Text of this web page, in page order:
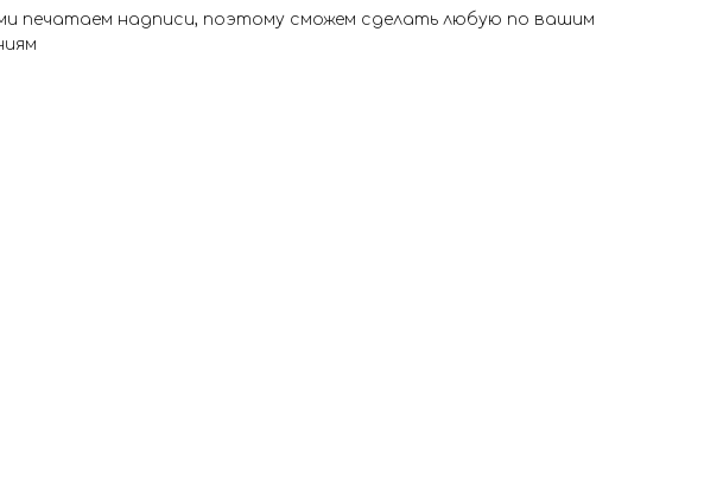
печатаем надписи, поэтому сможем сделать любую по вашим